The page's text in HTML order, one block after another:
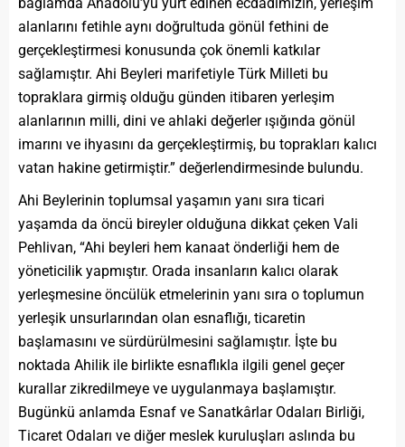
alanlarını fetihle aynı doğrultuda gönül fethini de
gerçekleştirmesi konusunda çok önemli katkılar
sağlamıştır. Ahi Beyleri marifetiyle Türk Milleti bu
topraklara girmiş olduğu günden itibaren yerleşim
alanlarının milli, dini ve ahlaki değerler ışığında gönül
imarını ve ihyasını da gerçekleştirmiş, bu toprakları kalıcı
vatan hakine getirmiştir.” değerlendirmesinde bulundu.
Ahi Beylerinin toplumsal yaşamın yanı sıra ticari
yaşamda da öncü bireyler olduğuna dikkat çeken Vali
Pehlivan, “Ahi beyleri hem kanaat önderliği hem de
yöneticilik yapmıştır. Orada insanların kalıcı olarak
yerleşmesine öncülük etmelerinin yanı sıra o toplumun
yerleşik unsurlarından olan esnaflığı, ticaretin
başlamasını ve sürdürülmesini sağlamıştır. İşte bu
noktada Ahilik ile birlikte esnaflıkla ilgili genel geçer
kurallar zikredilmeye ve uygulanmaya başlamıştır.
Bugünkü anlamda Esnaf ve Sanatkârlar Odaları Birliği,
Ticaret Odaları ve diğer meslek kuruluşları aslında bu